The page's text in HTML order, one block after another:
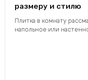
размеру и стилю
Плитка в комнату
напольное или